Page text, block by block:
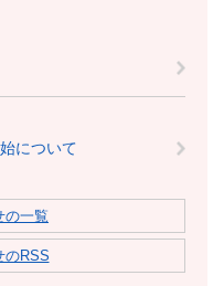
について
の一覧
のRSS